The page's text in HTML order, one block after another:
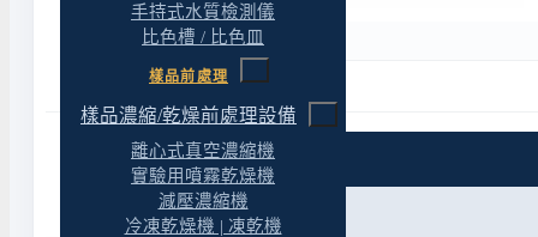
手持式水質檢測儀
比色槽 / 比色皿
樣品前處理
樣品濃縮/乾燥前處理設備
離心式真空濃縮機
實驗用噴霧乾燥機
減壓濃縮機
冷凍乾燥機 | 凍乾機
特色
規格